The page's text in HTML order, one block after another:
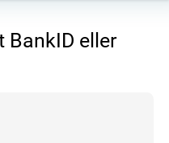
BankID eller